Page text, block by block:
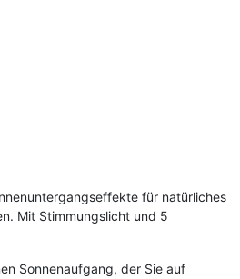
für natürliches
Mit Stimmungslicht und 5
Sonnenaufgang, der Sie auf